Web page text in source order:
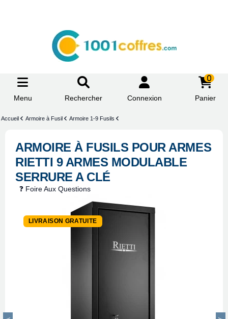
Menu Rechercher Connexion
0
Panier
Accueil Armoire à Fusil Armoire 1-9 Fusils
ARMOIRE À FUSILS POUR ARMES
RIETTI 9 ARMES MODULABLE
SERRURE A CLÉ
❓ Foire Aux Questions
LIVRAISON GRATUITE